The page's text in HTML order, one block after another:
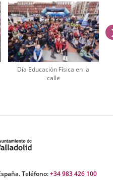
Día Educación Física en la
calle
Teléfono:+34 983 426 100